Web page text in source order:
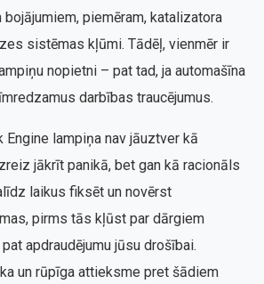
piemēram, katalizatora
sistēmas kļūmi. Tādēļ, vienmēr ir
nopietni – pat tad, ja automašīna
darbības traucējumus.
Engine lampiņa nav jāuztver kā
jākrīt panikā, bet gan kā racionāls
laikus fiksēt un novērst
pirms tās kļūst par dārgiem
apdraudējumu jūsu drošībai.
un rūpīga attieksme pret šādiem